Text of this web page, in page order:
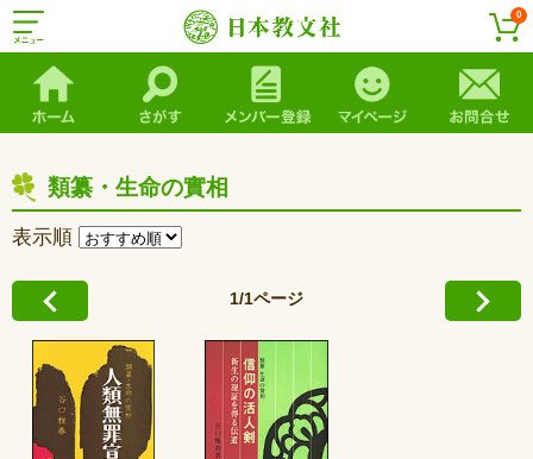
0
類纂・生命の實相
表示順
1/1ページ